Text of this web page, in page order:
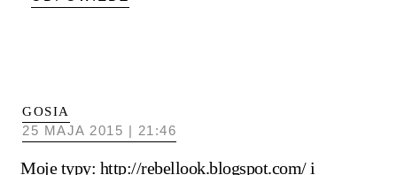
GOSIA
25 MAJA 2015 | 21:46
Moje typy: http://rebellook.blogspot.com/i